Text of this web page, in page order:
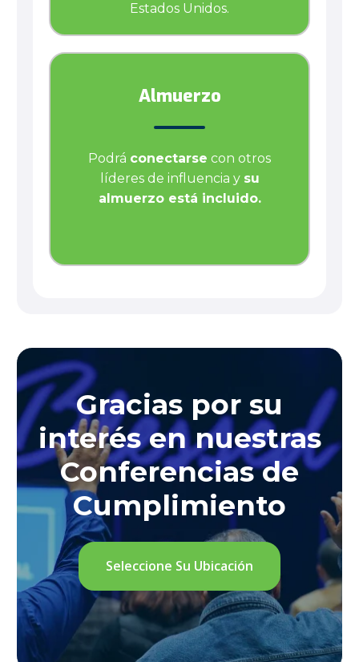
Estados Unidos.
Almuerzo
Podrá conectarse con otros
líderes de influencia y su
almuerzo está incluido.
Gracias por su
interés en nuestras
Conferencias de
Cumplimiento
Seleccione Su Ubicación